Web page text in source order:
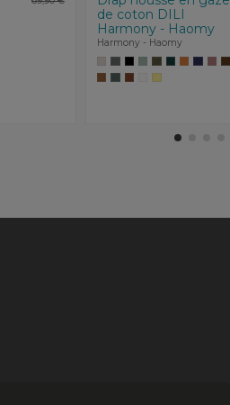
de coton DILI
Harmony - Haomy
Harmony - Haomy